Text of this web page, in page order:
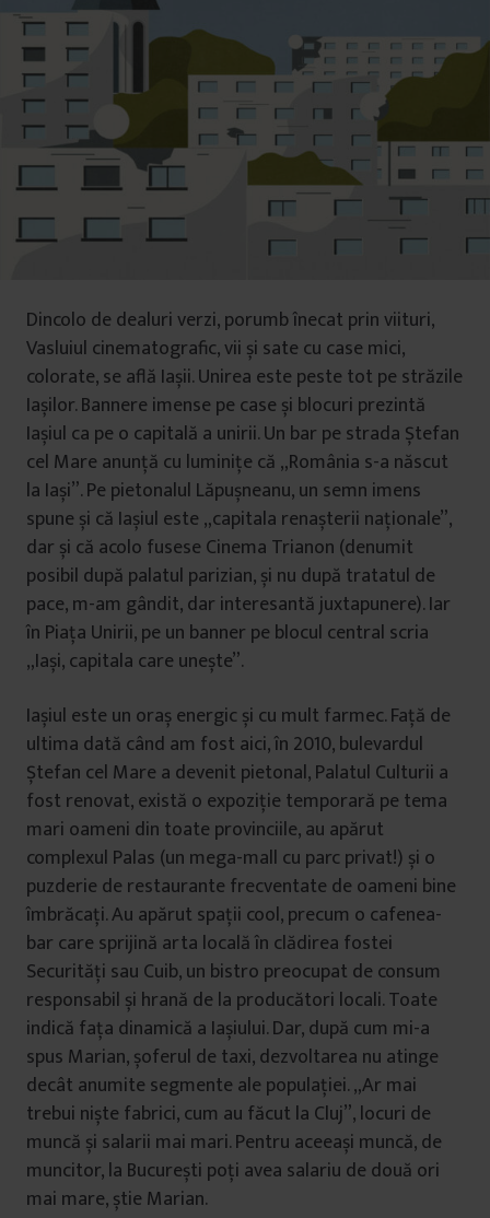
Dincolo de dealuri verzi, porumb înecat prin viituri,
Vasluiul cinematografic, vii și sate cu case mici,
colorate, se află Iașii. Unirea este peste tot pe străzile
Iașilor. Bannere imense pe case și blocuri prezintă
Iașiul ca pe o capitală a unirii. Un bar pe strada Ștefan
cel Mare anunță cu luminițe că „România s-a născut
la Iași”. Pe pietonalul Lăpușneanu, un semn imens
spune și că Iașiul este „capitala renașterii naționale”,
dar și că acolo fusese Cinema Trianon (denumit
posibil după palatul parizian, și nu după tratatul de
pace, m-am gândit, dar interesantă juxtapunere). Iar
în Piața Unirii, pe un banner pe blocul central scria
„Iași, capitala care unește”.
Iașiul este un oraș energic și cu mult farmec. Față de
ultima dată când am fost aici, în 2010, bulevardul
Ștefan cel Mare a devenit pietonal, Palatul Culturii a
fost renovat, există o expoziție temporară pe tema
mari oameni din toate provinciile, au apărut
complexul Palas (un mega-mall cu parc privat!) și o
puzderie de restaurante frecventate de oameni bine
îmbrăcați. Au apărut spații cool, precum o cafenea-
bar care sprijină arta locală în clădirea fostei
Securități sau Cuib, un bistro preocupat de consum
responsabil și hrană de la producători locali. Toate
indică fața dinamică a Iașiului. Dar, după cum mi-a
spus Marian, șoferul de taxi, dezvoltarea nu atinge
decât anumite segmente ale populației. „Ar mai
trebui niște fabrici, cum au făcut la Cluj”, locuri de
muncă și salarii mai mari. Pentru aceeași muncă, de
muncitor, la București poți avea salariu de două ori
mai mare, știe Marian.